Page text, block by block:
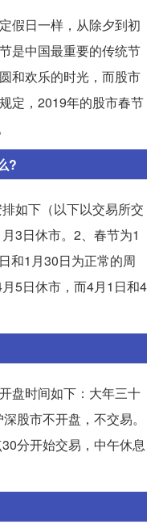
假日一样，从除夕到初
是中国最重要的传统节
和欢乐的时光，而股市
定，2019年的股市春节
?
如下（以下以交易所交
3日休市。2、春节为1
和1月30日为正常的周
5日休市，而4月1日和4
盘时间如下：大年三十
股市不开盘，不交易。
分开始交易，中午休息